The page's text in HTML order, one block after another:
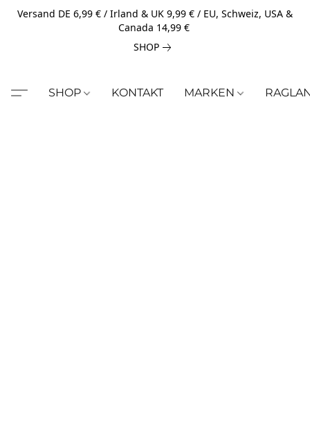
Versand DE 6,99 € / Irland & UK 9,99 € / EU, Schweiz, USA &
Canada 14,99 €
SHOP
SHOP KONTAKT MARKEN